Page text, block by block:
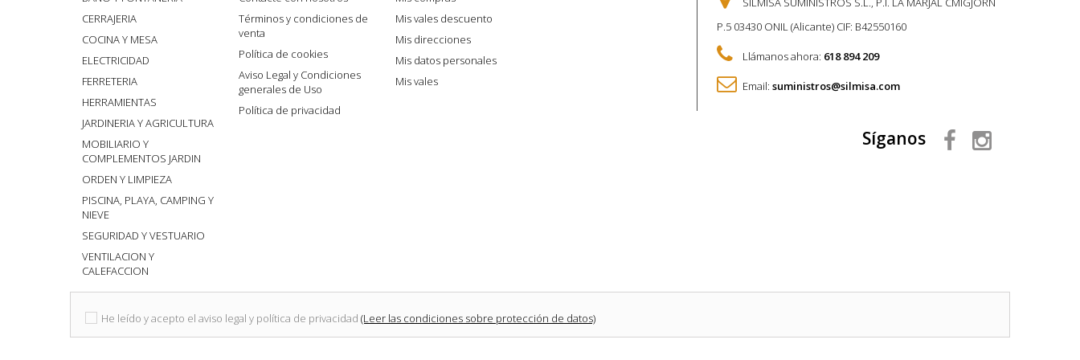
CERRAJERIA
COCINA Y MESA
ELECTRICIDAD
FERRETERIA
HERRAMIENTAS
JARDINERIA Y AGRICULTURA
MOBILIARIO Y
COMPLEMENTOS JARDIN
ORDEN Y LIMPIEZA
PISCINA, PLAYA, CAMPING Y
NIEVE
SEGURIDAD Y VESTUARIO
VENTILACION Y
CALEFACCION
Términos y condiciones de
venta
Política de cookies
Aviso Legal y Condiciones
generales de Uso
Política de privacidad
Mis vales descuento
Mis direcciones
Mis datos personales
Mis vales
P.5 03430 ONIL (Alicante) CIF: B42550160
Llámanos ahora: 618 894 209
Email: suministros@silmisa.com
Síganos
He leído y acepto el aviso legal y política de privacidad (Leer las condiciones sobre protección de datos)